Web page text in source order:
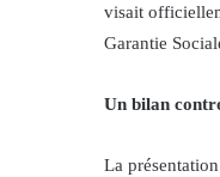
visait
Garantie
Un bilan
La